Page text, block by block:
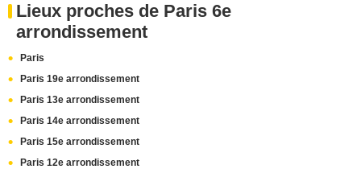
Lieux proches de Paris 6e
arrondissement
Paris
Paris 19e arrondissement
Paris 13e arrondissement
Paris 14e arrondissement
Paris 15e arrondissement
Paris 12e arrondissement